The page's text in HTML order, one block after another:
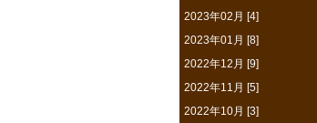
2023年02月 [4]
2023年01月 [8]
2022年12月 [9]
2022年11月 [5]
2022年10月 [3]